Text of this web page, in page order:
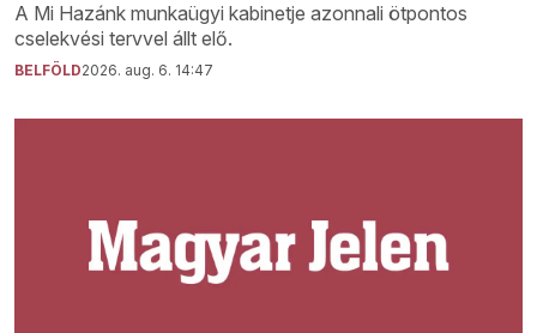
A Mi Hazánk munkaügyi kabinetje azonnali ötpontos
cselekvési tervvel állt elő.
BELFÖLD2026. aug. 6. 14:47